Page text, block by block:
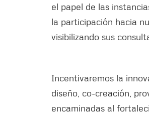
el papel de las
la participación hacia
visibilizando sus
Incentivaremos la
diseño, co-creación,
encaminadas al